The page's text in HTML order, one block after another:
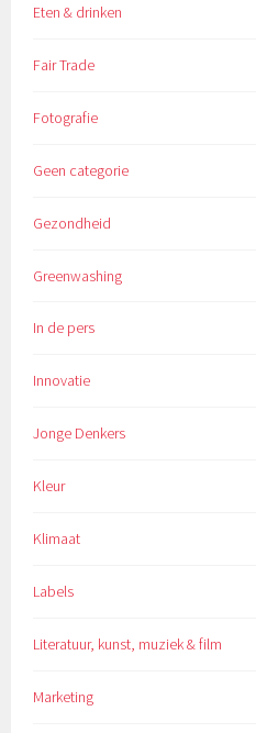
Eten & drinken
Fair Trade
Fotografie
Geen categorie
Gezondheid
Greenwashing
In de pers
Innovatie
Jonge Denkers
Kleur
Klimaat
Labels
Literatuur, kunst, muziek & film
Marketing